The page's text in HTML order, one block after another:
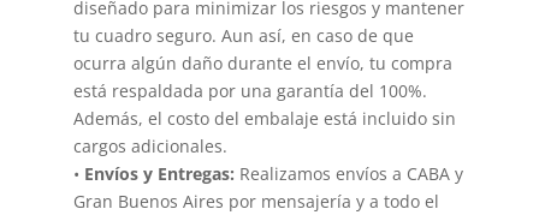
diseñado para minimizar los riesgos y mantener
tu cuadro seguro. Aun así, en caso de que
ocurra algún daño durante el envío, tu compra
está respaldada por una garantía del 100%.
Además, el costo del embalaje está incluido sin
cargos adicionales.
• Envíos y Entregas: Realizamos envíos a CABA y
Gran Buenos Aires por mensajería y a todo el